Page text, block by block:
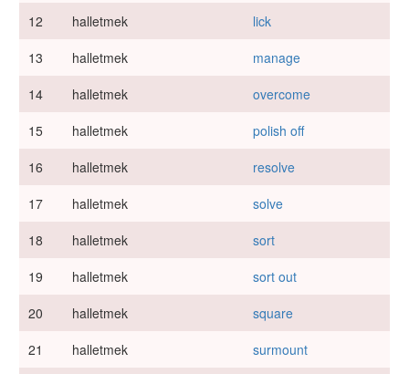
12
halletmek
lick
13
halletmek
manage
14
halletmek
overcome
15
halletmek
polish off
16
halletmek
resolve
17
halletmek
solve
18
halletmek
sort
19
halletmek
sort out
20
halletmek
square
21
halletmek surmount